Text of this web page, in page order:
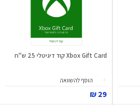
Xbox Gift Card קוד דיגיטלי 25 ש"ח
הוסף להשוואה
29 ₪